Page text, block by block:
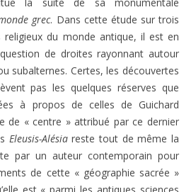
grec. Dans cette étude sur trois
religieux du monde antique, il est en
de droites rayonnant autour
subalternes. Certes, les découvertes
pas les quelques réserves que
à propos de celles de Guichard
de « centre » attribué par ce dernier
Eleusis-Alésiareste tout de même la
par un auteur contemporain pour
de cette « géographie sacrée »